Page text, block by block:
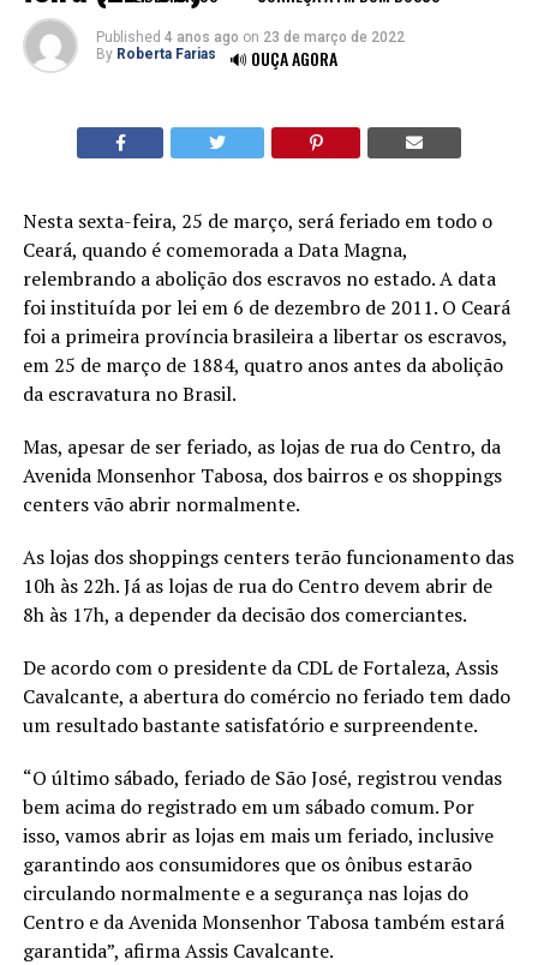
🔊 OUÇA AGORA
Published 4 anos ago on 23 de março de 2022
By Roberta Farias
Nesta sexta-feira, 25 de março, será feriado em todo o
Ceará, quando é comemorada a Data Magna,
relembrando a abolição dos escravos no estado. A data
foi instituída por lei em 6 de dezembro de 2011. O Ceará
foi a primeira província brasileira a libertar os escravos,
em 25 de março de 1884, quatro anos antes da abolição
da escravatura no Brasil.
Mas, apesar de ser feriado, as lojas de rua do Centro, da
Avenida Monsenhor Tabosa, dos bairros e os shoppings
centers vão abrir normalmente.
As lojas dos shoppings centers terão funcionamento das
10h às 22h. Já as lojas de rua do Centro devem abrir de
8h às 17h, a depender da decisão dos comerciantes.
De acordo com o presidente da CDL de Fortaleza, Assis
Cavalcante, a abertura do comércio no feriado tem dado
um resultado bastante satisfatório e surpreendente.
“O último sábado, feriado de São José, registrou vendas
bem acima do registrado em um sábado comum. Por
isso, vamos abrir as lojas em mais um feriado, inclusive
garantindo aos consumidores que os ônibus estarão
circulando normalmente e a segurança nas lojas do
Centro e da Avenida Monsenhor Tabosa também estará
garantida”, afirma Assis Cavalcante.